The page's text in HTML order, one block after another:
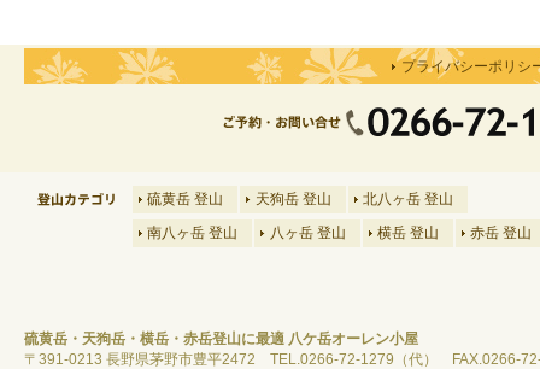
プライバシーポリシ
硫黄岳 登山 天狗岳 登山
北八ヶ岳 登山
南八ヶ岳 登山
八ヶ岳 登山 横岳 登山 赤岳 登山
硫黄岳・天狗岳・横岳・赤岳登山に最適 八ケ岳オーレン小屋
〒391-0213 長野県茅野市豊平2472 TEL.0266-72-1279（代） FAX.0266-